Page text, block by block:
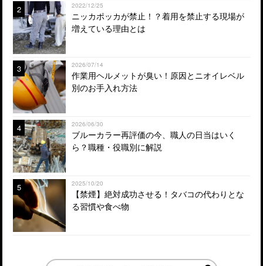
2 2022/12/25
ニッカポッカが禁止！？着用を禁止する現場が
増えている理由とは
3 2026/07/14
作業用ヘルメットが臭い！原因とニオイレベル
別のお手入れ方法
4 2026/06/30
ブルーカラー再評価の今、職人の日当はいく
ら？職種・役職別に解説
5 2025/10/20
【禁煙】絶対成功させる！タバコの代わりとな
る習慣や食べ物